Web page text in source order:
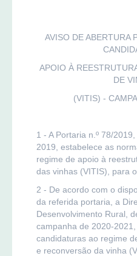
AVISO DE ABERTURA
APOIO À
DE
(VITIS) -
1 - A Portaria n.º 78/
2019, estabelece as
regime de apoio à
das vinhas (VITIS), para
2 - De acordo com o
da referida portaria, a
Desenvolvimento Rural,
campanha de 2020-
candidaturas ao regime
e reconversão da vinha